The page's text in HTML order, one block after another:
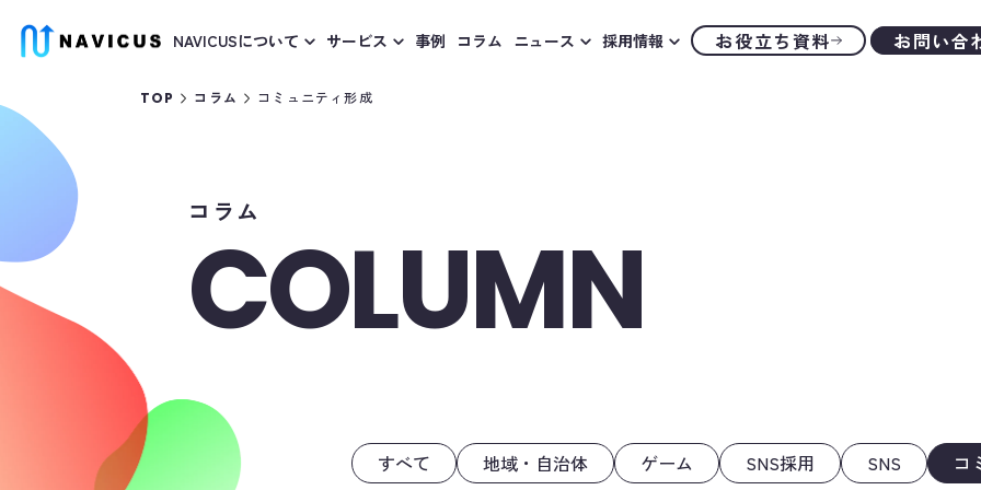
NAVICUSについて サービス 事例 コラム ニュース 採用情報 お役立ち資料 お問い合
TOP コラム コミュニティ形成
コラム
COLUMN
すべて 地域・自治体 ゲーム SNS採用 SNS コ